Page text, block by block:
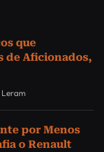
que
de Aficionados,
Leram
por Menos
o Renault